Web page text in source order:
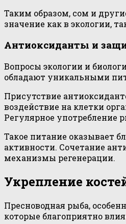
Таким образом, сом и
значение как в экологии,
Антиоксиданты и
Вопросы экологии и
обладают уникальными
Присутствие
воздействие на клетки
Регулярное употребление
Такое питание оказывает
активности. Сочетание
механизмы регенерации.
Укрепление
Пресноводная рыба,
которые благоприятно